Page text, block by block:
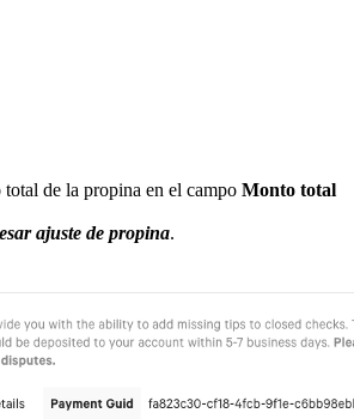
de la propina en el campo Monto total
ajuste de propina.